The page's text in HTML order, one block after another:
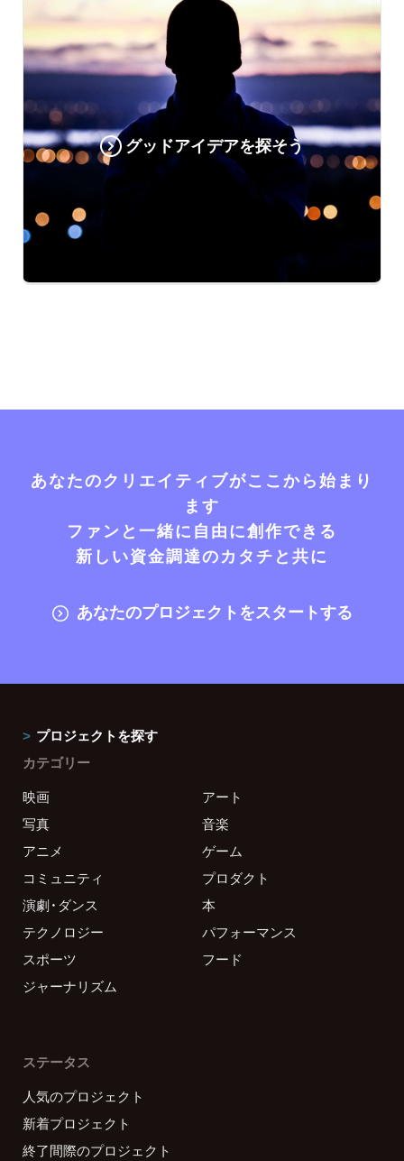
グッドアイデアを探そう
あなたのクリエイティブがここから始まり
ます
ファンと一緒に自由に創作できる
新しい資金調達のカタチと共に
あなたのプロジェクトをスタートする
プロジェクトを探す
カテゴリー
映画
アート
写真
音楽
アニメ
ゲーム
コミュニティ
プロダクト
演劇・ダンス
本
テクノロジー
パフォーマンス
スポーツ
フード
ジャーナリズム
ステータス
人気のプロジェクト
新着プロジェクト
終了間際のプロジェクト